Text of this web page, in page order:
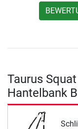
Taurus
Hantelbank